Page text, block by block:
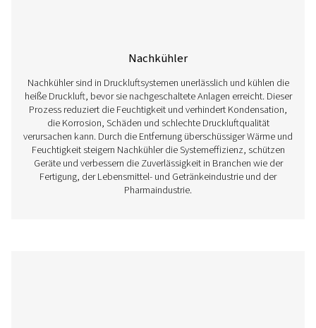
Öl-Wasser-Abscheider sind unverzichtbar für die
Umweltvorschriften zu gewährleisten und
verhindern. Bei der Erzeugung von Druckluft
Feuchtigkeit und Öl zu Kondensat, das vor der
ordnungsgemäß behandelt werden muss. Ohne einen
Wasser-Abscheider kann verunreinigtes Kondensat
schädigen, Abwassersysteme beschädigen und zu
Geldbußen führen. Durch die effiziente Trennung von Öl